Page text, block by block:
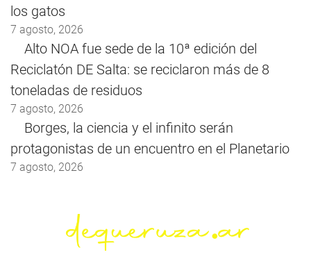
los gatos
7 agosto, 2026
Alto NOA fue sede de la 10ª edición del
Reciclatón DE Salta: se reciclaron más de 8
toneladas de residuos
7 agosto, 2026
Borges, la ciencia y el infinito serán
protagonistas de un encuentro en el Planetario
7 agosto, 2026